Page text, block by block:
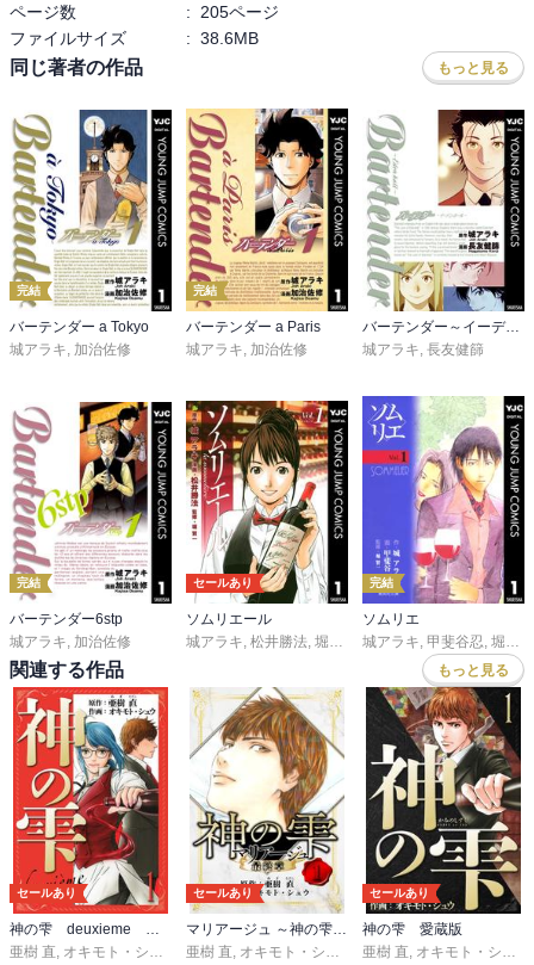
ページ数 :
205ページ
ファイルサイズ
: 38.6MB
同じ著者の作品 もっと見る
完結
バーテンダー a Tokyo
城アラキ, 加治佐修
完結
バーテンダー a Paris
城アラキ, 加治佐修
バーテンダー～イーデンホール～
城アラキ, 長友健篩
完結
バーテンダー6stp
城アラキ 加治佐修
セールあり
ソムリエール
城アラキ 松井勝法 堀賢一
完結
ソムリエ
城アラキ 甲斐谷忍 堀賢一
関連する作品 もっと見る
セールあり
神の雫 deuxieme 愛蔵版
亜樹 直, オキモト・シュウ
セールあり
マリアージュ ～神の雫 最終章～ 愛蔵版
亜樹 直, オキモト・シュウ
セールあり
神の雫 愛蔵版
亜樹 直, オキモト・シュウ